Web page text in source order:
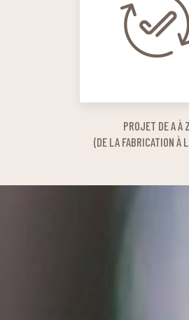
PROJET DE A À Z
(DE LA FABRICATION À